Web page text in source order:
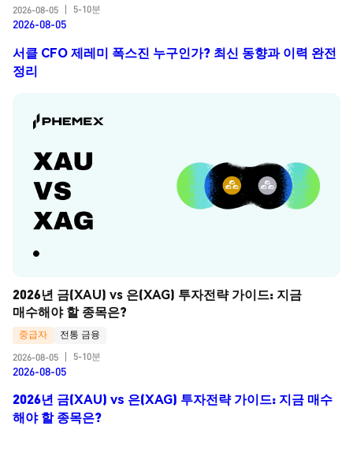
2026-08-05
5-10분
2026-08-05
서클 CFO 제레미 폭스진 누구인가? 최신 동향과 이력 완전
정리
2026년 금(XAU) vs 은(XAG) 투자전략 가이드: 지금
매수해야 할 종목은?
중급자
전통 금융
2026-08-05
5-10분
2026-08-05
2026년 금(XAU) vs 은(XAG) 투자전략 가이드: 지금 매수
해야 할 종목은?